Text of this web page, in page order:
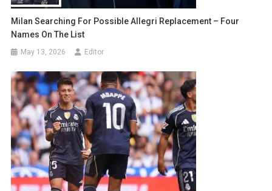
Milan Searching For Possible Allegri Replacement – Four
Names On The List
May 13, 2026 Editor